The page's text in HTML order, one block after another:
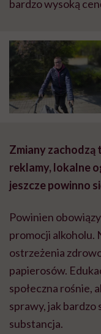
bardzo wysoką
Zmiany zachodzą
reklamy, lokalne
jeszcze powinno
Powinien
promocji alkoholu.
ostrzeżenia
papierosów.
społeczna rośnie,
sprawy, jak bardzo
substancja.